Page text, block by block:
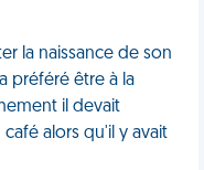
la naissance de son
préféré être à la
il devait
alors qu'il y avait